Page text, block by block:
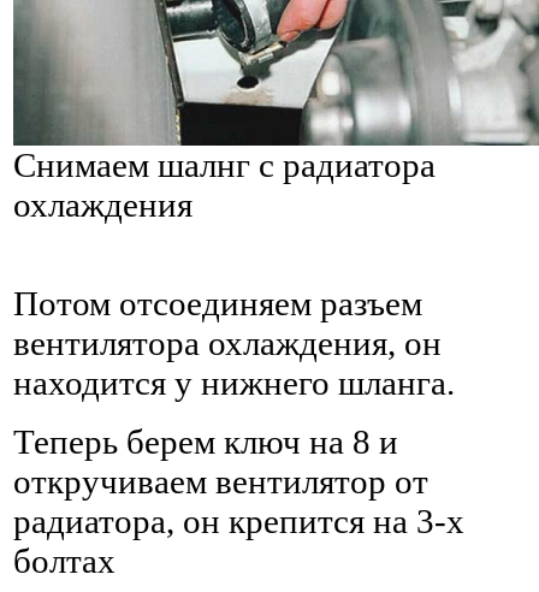
Снимаем шалнг с радиатора
охлаждения
Потом отсоединяем разъем
вентилятора охлаждения, он
находится у нижнего шланга.
Теперь берем ключ на 8 и
откручиваем вентилятор от
радиатора, он крепится на 3-х
болтах